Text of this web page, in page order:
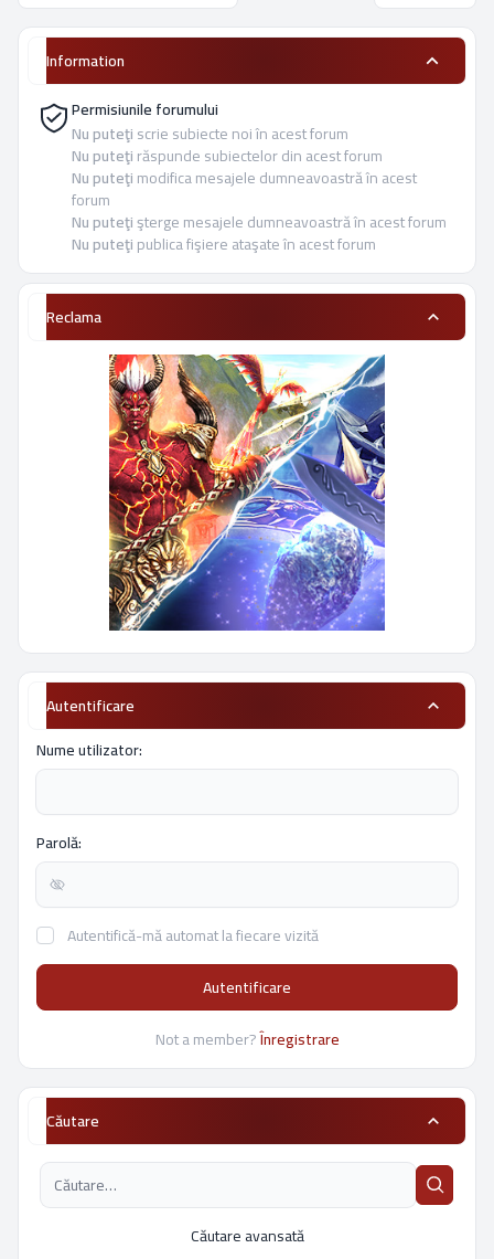
Information
Permisiunile forumului
Nu puteţiscrie subiecte noi în acest forum
Nu puteţirăspunde subiectelor din acest forum
Nu puteţimodifica mesajele dumneavoastră în acest
forum
Nu puteţişterge mesajele dumneavoastră în acest forum
Nu puteţipublica fişiere ataşate în acest forum
Reclama
Autentificare
Nume utilizator:
Parolă:
Autentifică-mă automat la fiecare vizită
Autentificare
Not a member?Înregistrare
Căutare
Căutare avansată